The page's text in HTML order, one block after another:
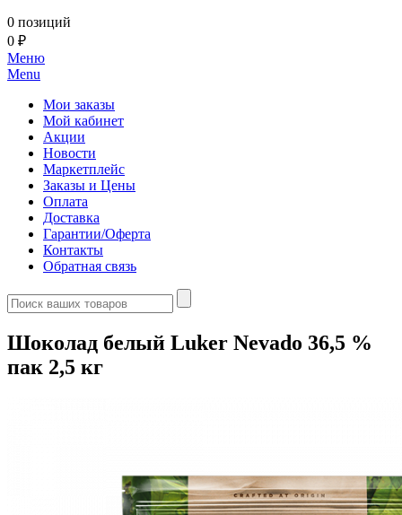
0 позиций
0 ₽
Меню
Menu
Мои заказы
Мой кабинет
Акции
Новости
Маркетплейс
Заказы и Цены
Оплата
Доставка
Гарантии/Оферта
Контакты
Обратная связь
Шоколад белый Luker Nevado 36,5 %
пак 2,5 кг